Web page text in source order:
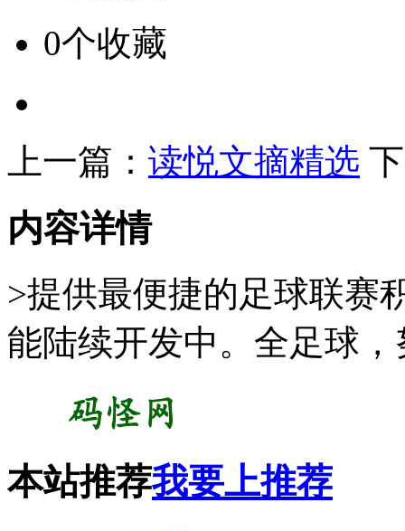
0个收藏
上一篇： 读悦文摘精选
内容详情
>提供最便捷的足球联赛
能陆续开发中。全足球
本站推荐我要上推荐